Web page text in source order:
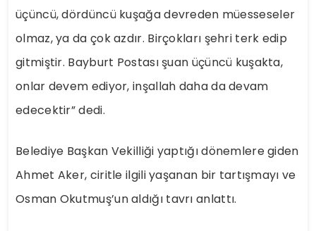
üçüncü, dördüncü kuşağa devreden müesseseler
olmaz, ya da çok azdır. Birçokları şehri terk edip
gitmiştir. Bayburt Postası şuan üçüncü kuşakta,
onlar devem ediyor, inşallah daha da devam
edecektir” dedi.
Belediye Başkan Vekilliği yaptığı dönemlere giden
Ahmet Aker, ciritle ilgili yaşanan bir tartışmayı ve
Osman Okutmuş’un aldığı tavrı anlattı.